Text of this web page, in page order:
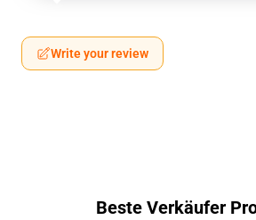
Write your review
Beste Verkäufer